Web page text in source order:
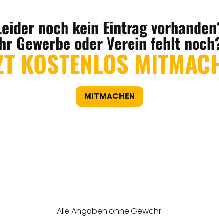
noch kein Eintrag
Gewerbe oder Verein fehlt
KOSTENLOS
MITMACHEN